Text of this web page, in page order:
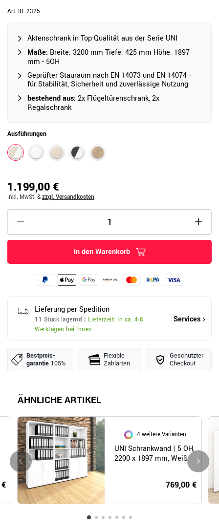
Art.-ID: 2325
Aktenschrank in Top-Qualität aus der Serie UNI
Maße: Breite: 3200 mm Tiefe: 425 mm Höhe: 1897
mm - 5OH
Geprüfter Stauraum nach EN 14073 und EN 14074 –
für Stabilität, Sicherheit und zuverlässige Nutzung
bestehend aus: 2x Flügeltürenschrank, 2x
Regalschrank
Ausführungen
1.199,00 €
inkl. MwSt. &zzgl. Versandkosten
In den Warenkorb
Lieferung per Spedition
11 Stück lagernd | Lieferzeit: In ca. 4-8
Werktagen bei Ihnen
Services
Bestpreis­
garantie 105%
Flexible
Zahlarten
Geschützter
Checkout
ÄHNLICHE ARTIKEL
4 weitere Varianten
UNI Schrankwand | 5 OH,
2200 x 1897 mm, Weiß
769,00 €